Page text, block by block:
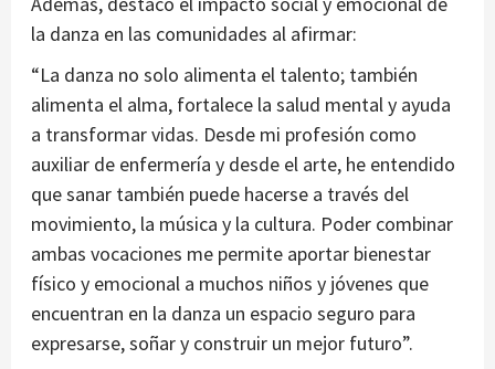
la danza en las comunidades al afirmar:
“La danza no solo alimenta el talento; también
alimenta el alma, fortalece la salud mental y ayuda
a transformar vidas. Desde mi profesión como
auxiliar de enfermería y desde el arte, he entendido
que sanar también puede hacerse a través del
movimiento, la música y la cultura. Poder combinar
ambas vocaciones me permite aportar bienestar
físico y emocional a muchos niños y jóvenes que
encuentran en la danza un espacio seguro para
expresarse, soñar y construir un mejor futuro”.